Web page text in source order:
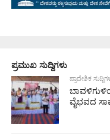
ಪ್ರಮುಖ ಸುದ್ದಿಗಳು
ಪ್ರಾದೇಶಿಕ
ವೈಭವದ